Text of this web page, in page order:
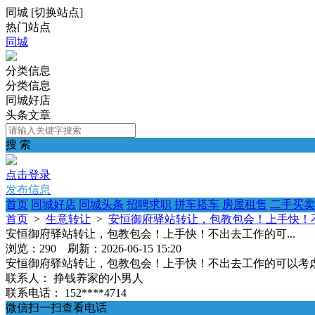
同城 [切换站点]
热门站点
同城
分类信息
分类信息
同城好店
头条文章
搜 索
点击登录
发布信息
首页 同城好店 同城头条 招聘求职 拼车搭车 房屋租售 二手买卖
首页 > 生意转让 > 安恒御府驿站转让，包教包会！上手快！
安恒御府驿站转让，包教包会！上手快！不出去工作的可...
浏览：290 刷新：2026-06-15 15:20
安恒御府驿站转让，包教包会！上手快！不出去工作的可以考
联系人：
挣钱养家的小男人
联系电话：
152****4714
微信扫一扫查看电话